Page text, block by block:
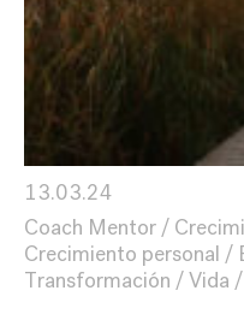
13.03.24
Coach Mentor
Crecimiento personal
Transformación
Vida